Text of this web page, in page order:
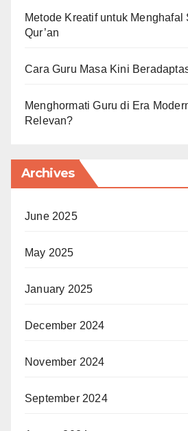
Metode Kreatif untuk Menghafal
Qur’an
Cara Guru Masa Kini
Menghormati Guru di Era
Relevan?
Archives
June 2025
May 2025
January 2025
December 2024
November 2024
September 2024